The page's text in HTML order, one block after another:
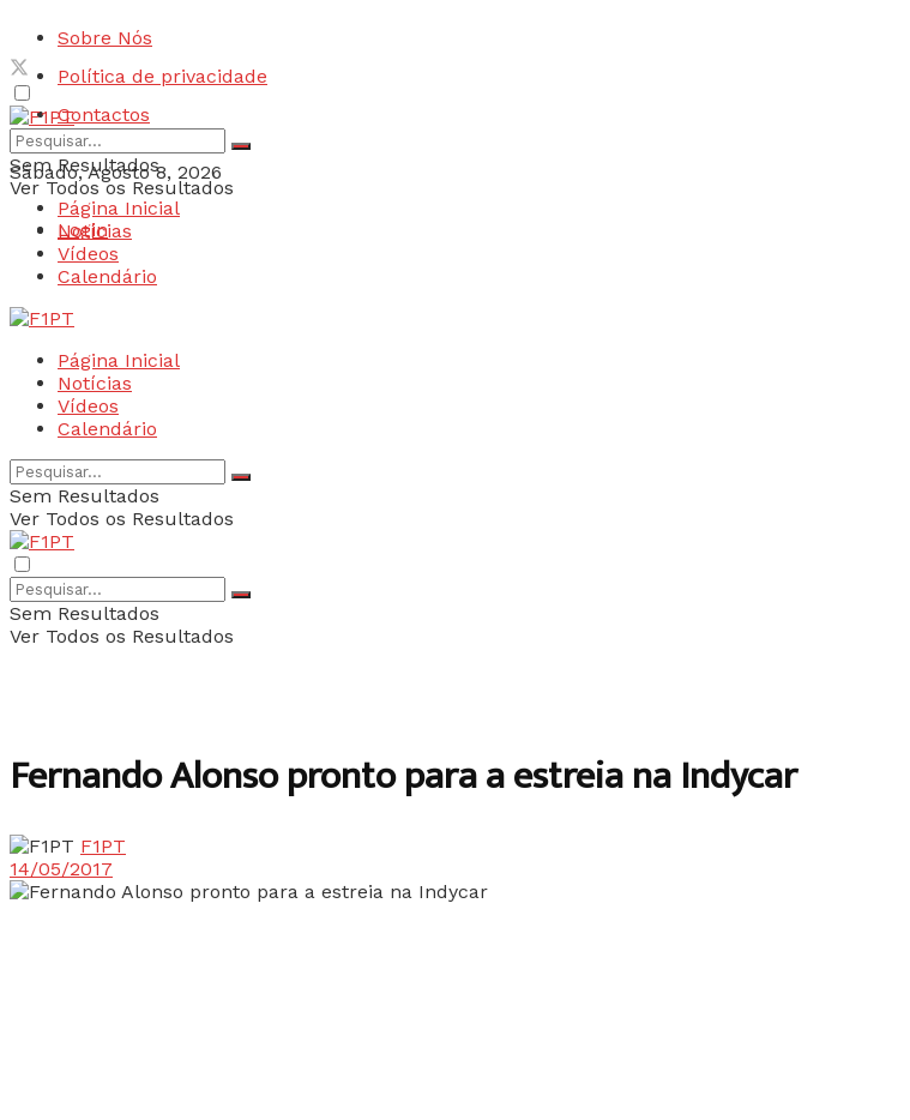
Sobre Nós
Política de privacidade
Contactos
Sábado, Agosto 8, 2026
Login
Sem Resultados
Ver Todos os Resultados
Página Inicial
Notícias
Vídeos
Calendário
Página Inicial
Notícias
Vídeos
Calendário
Sem Resultados
Ver Todos os Resultados
Sem Resultados
Ver Todos os Resultados
Fernando Alonso pronto para a estreia na Indycar
F1PT
14/05/2017